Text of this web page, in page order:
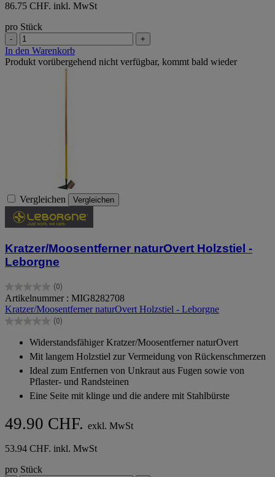
86.75 CHF. inkl. MwSt
pro Stück
- +
In den Warenkorb
Produkt vorübergehend nicht verfügbar, kommt bald wieder
Vergleichen Vergleichen
Kratzer/Moosentferner naturOvert Holzstiel -
Leborgne
(0)
0.0
von
5
Sternen.
Artikelnummer : MIG8282708
Kratzer/Moosentferner naturOvert Holzstiel - Leborgne
(0)
0.0
Sternen.
Widerstandsfähiger Kratzer/Moosentferner naturOvert
Mit langem Holzstiel zur Vermeidung von Rückenschmerzen
Ideal zum Entfernen von Unkraut aus Fugen sowie von
Pflaster- und Randsteinen
Eine Seite mit klinge und die andere mit Stahlbürste
49.90 CHF. exkl. MwSt
53.94 CHF. inkl. MwSt
pro Stück